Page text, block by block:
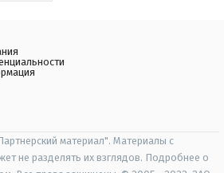
материал". Материалы с
не разделять их взглядов. Подробнее о